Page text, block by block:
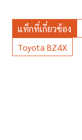
แท็กที่เกี่ยวข้อง
Toyota BZ4X